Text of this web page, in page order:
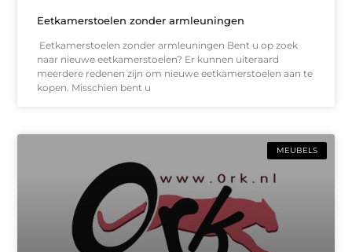
Eetkamerstoelen zonder armleuningen
Eetkamerstoelen zonder armleuningen Bent u op zoek
naar nieuwe eetkamerstoelen? Er kunnen uiteraard
meerdere redenen zijn om nieuwe eetkamerstoelen aan te
kopen. Misschien bent u
MEUBELS